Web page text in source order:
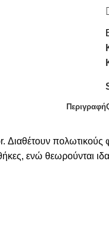
Περιγραφή
πολωτικούς
ενώ θεωρούνται